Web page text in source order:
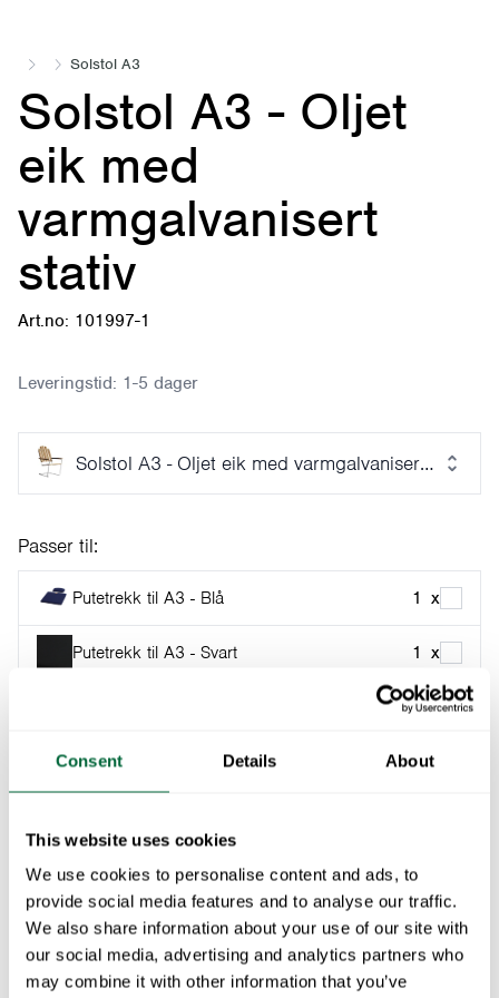
Consent Details About
This website uses cookies
We use cookies to personalise content and ads, to
provide social media features and to analyse our traffic.
We also share information about your use of our site with
our social media, advertising and analytics partners who
may combine it with other information that you’ve
Solstol A3
Solstol A3 - Oljet
eik med
varmgalvanisert
stativ
Art.no: 101997-1
Leveringstid: 1-5 dager
Solstol A3 - Oljet eik med varmgalvanisert stativ
Passer til:
Putetrekk til A3 - Blå 1 x
Putetrekk til A3 - Svart 1 x
Solstol A3 er en lenestol å nyte i grøntområder og ble
utviklet i samarbeid med designerne Maria Håård og
Jan Olof Ågren.
Spesifikasjoner